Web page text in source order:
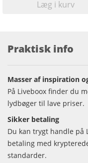
Læg i kurv
Praktisk info
Masser af inspiration
På Liveboox finder du
lydbøger til lave priser.
Sikker betaling
Du kan trygt handle på
betaling med
standarder.